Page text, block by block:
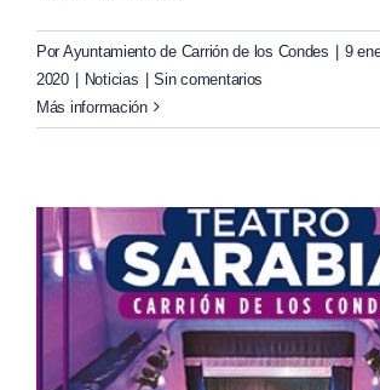
Por Ayuntamiento de Carrión de los Condes
9
2020
Noticias
Sin comentarios
Más información